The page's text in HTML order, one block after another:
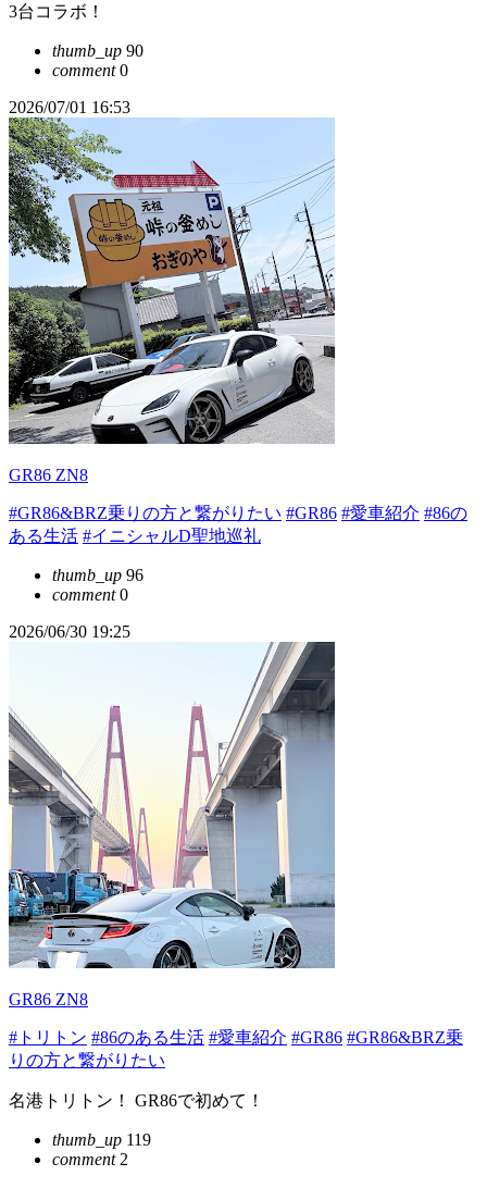
3台コラボ！
thumb_up 90
comment0
2026/07/01 16:53
GR86 ZN8
#GR86&BRZ乗りの方と繋がりたい #GR86 #愛車紹介 #86の
ある生活 #イニシャルD聖地巡礼
thumb_up 96
comment0
2026/06/30 19:25
GR86 ZN8
#トリトン #86のある生活 #愛車紹介 #GR86 #GR86&BRZ乗
りの方と繋がりたい
名港トリトン！ GR86で初めて！
thumb_up 119
comment2